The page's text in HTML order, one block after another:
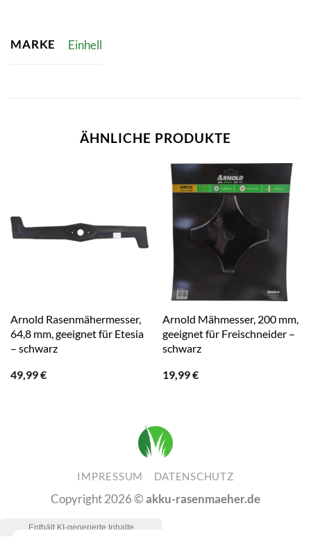
MARKE Einhell
ÄHNLICHE PRODUKTE
Arnold Rasenmähermesser,
64,8 mm, geeignet für Etesia
– schwarz
49,99€
Arnold Mähmesser, 200 mm,
geeignet für Freischneider –
schwarz
19,99€
IMPRESSUM DATENSCHUTZ
Copyright 2026 ©akku-rasenmaeher.de